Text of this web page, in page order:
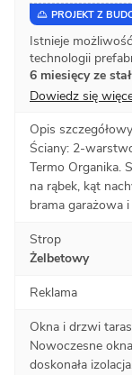
PROJEKT Z
Istnieje
technologii
6 miesięcy ze
Dowiedz się
Opis szczegółowy
Ściany: 2-
Termo Organika.
na rąbek, kąt
brama garażowa
Strop
Żelbetowy
Reklama
Okna i drzwi
Nowoczesne
doskonała